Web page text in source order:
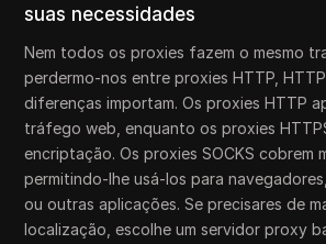
suas necessidades
Nem todos os proxies fazem o mesmo
perdermo-nos entre proxies HTTP,
diferenças importam. Os proxies HTTP
tráfego web, enquanto os proxies
encriptação. Os proxies SOCKS cobrem
permitindo-lhe usá-los para
ou outras aplicações. Se precisares de
localização, escolhe um servidor proxy